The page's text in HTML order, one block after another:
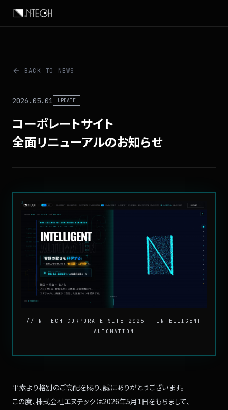
BACK TO NEWS
2026.05.01 UPDATE
コーポレートサイト
全面リニューアルのお知らせ
// N-TECH CORPORATE SITE 2026 - INTELLIGENT
AUTOMATION
平素より格別のご高配を賜り、誠にありがとうございます。
この度、株式会社エヌテックは2026年5月1日をもちまして、